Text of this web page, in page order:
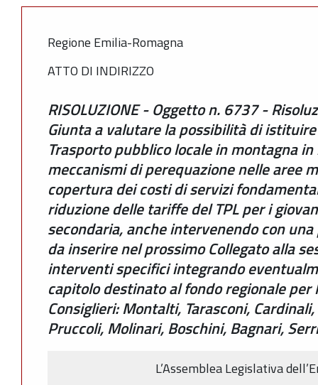
Regione Emilia-Romagna
ATTO DI INDIRIZZO
RISOLUZIONE - Oggetto n. 6737 -
Giunta a valutare la possibilità di
Trasporto pubblico locale in montagna
meccanismi di perequazione nelle aree
copertura dei costi di servizi
riduzione delle tariffe del TPL per i
secondaria, anche intervenendo con
da inserire nel prossimo Collegato alla
interventi specifici integrando
capitolo destinato al fondo regionale
Consiglieri: Montalti, Tarasconi,
Pruccoli, Molinari, Boschini, Bagnari,
L’Assemblea Legislativa